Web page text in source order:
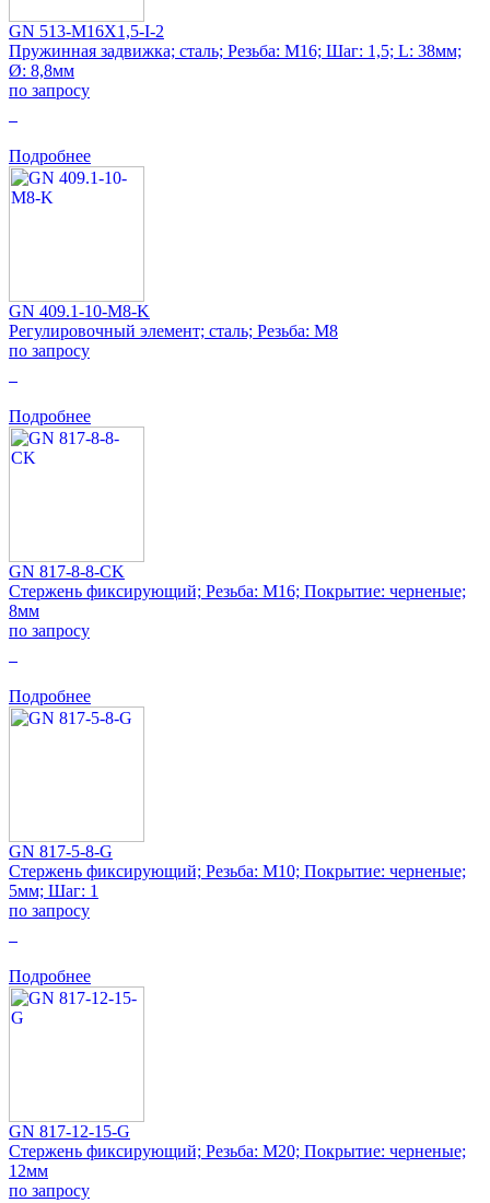
GN 513-M16X1,5-I-2
Пружинная задвижка; сталь; Резьба: M16; Шаг: 1,5; L: 38мм;
Ø: 8,8мм
по запросу
Подробнее
GN 409.1-10-M8-K
Регулировочный элемент; сталь; Резьба: M8
по запросу
Подробнее
GN 817-8-8-CK
Стержень фиксирующий; Резьба: M16; Покрытие: черненые;
8мм
по запросу
Подробнее
GN 817-5-8-G
Стержень фиксирующий; Резьба: M10; Покрытие: черненые;
5мм; Шаг: 1
по запросу
Подробнее
GN 817-12-15-G
Стержень фиксирующий; Резьба: M20; Покрытие: черненые;
12мм
по запросу